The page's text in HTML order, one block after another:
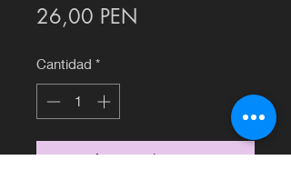
26,00 PEN
Cantidad *
Agregar al carrito